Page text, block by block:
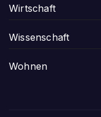
Wirtschaft
Wissenschaft
Wohnen